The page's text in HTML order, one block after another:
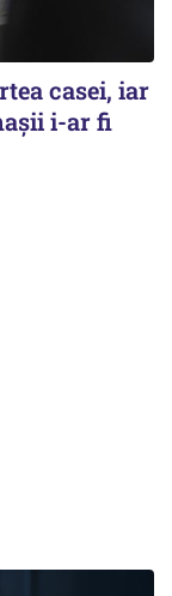
casei, iar
i-ar fi